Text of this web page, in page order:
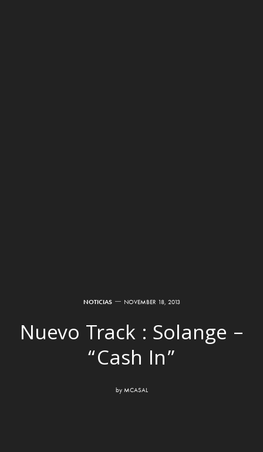
NOTICIAS NOVEMBER 18, 2013
Nuevo Track : Solange –
“Cash In”
by MCASAL